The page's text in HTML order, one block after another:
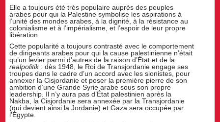
Elle a toujours été très populaire auprès des peuples
arabes pour qui la Palestine symbolise les aspirations à
l’unité des mondes arabes, à la dignité, à la résistance au
colonialisme et à l’impérialisme, et l’espoir de leur propre
libération.
Cette popularité a toujours contrasté avec le comportement
de dirigeants arabes pour qui la cause palestinienne n’était
qu’un levier parmi d’autres de la raison d’État et de la
realpolitik: dès 1948, le Roi de Transjordanie engage ses
troupes dans le cadre d’un accord avec les sionistes, pour
annexer la Cisjordanie et poser la première pierre de son
ambition d’une Grande Syrie arabe sous son propre
leadership. Il n’y aura pas d’État palestinien après la
Nakba, la Cisjordanie sera annexée par la Transjordanie
(qui devient ainsi la Jordanie) et Gaza sera occupée par
l’Égypte.